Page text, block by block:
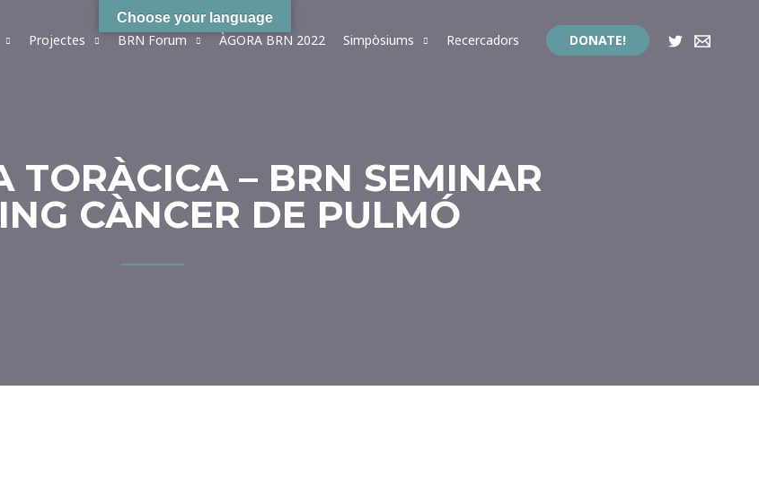
Projectes BRN Forum ÀGORA BRN 2022 Simpòsiums Recercadors DONATE!
TORÀCICA – BRN SEMINAR
CÀNCER DE PULMÓ
Choose your language